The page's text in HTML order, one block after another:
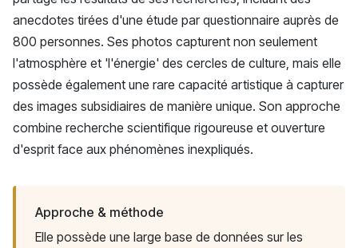
anecdotes tirées d'une étude par questionnaire auprès de
800 personnes. Ses photos capturent non seulement
l'atmosphère et 'l'énergie' des cercles de culture, mais elle
possède également une rare capacité artistique à capturer
des images subsidiaires de manière unique. Son approche
combine recherche scientifique rigoureuse et ouverture
d'esprit face aux phénomènes inexpliqués.
Approche & méthode
Elle possède une large base de données sur les